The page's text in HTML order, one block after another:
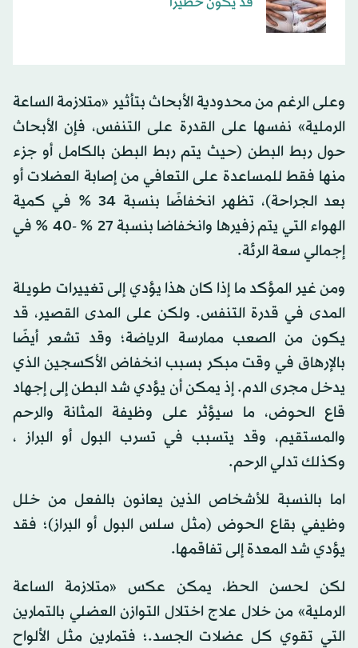
وعلى الرغم من محدودية الأبحاث بتأثير «متلازمة الساعة
الرملية» نفسها على القدرة على التنفس، فإن الأبحاث
حول ربط البطن (حيث يتم ربط البطن بالكامل أو جزء
منها فقط للمساعدة على التعافي من إصابة العضلات أو
بعد الجراحة)، تظهر انخفاضًا بنسبة 34 % في كمية
الهواء التي يتم زفيرها وانخفاضا بنسبة 27 % -40 % في
إجمالي سعة الرئة.
ومن غير المؤكد ما إذا كان هذا يؤدي إلى تغييرات طويلة
المدى في قدرة التنفس. ولكن على المدى القصير، قد
يكون من الصعب ممارسة الرياضة؛ وقد تشعر أيضًا
بالإرهاق في وقت مبكر بسبب انخفاض الأكسجين الذي
يدخل مجرى الدم. إذ يمكن أن يؤدي شد البطن إلى إجهاد
قاع الحوض، ما سيؤثر على وظيفة المثانة والرحم
والمستقيم، وقد يتسبب في تسرب البول أو البراز ،
وكذلك تدلي الرحم.
اما بالنسبة للأشخاص الذين يعانون بالفعل من خلل
وظيفي بقاع الحوض (مثل سلس البول أو البراز)؛ فقد
يؤدي شد المعدة إلى تفاقمها.
لكن لحسن الحظ، يمكن عكس «متلازمة الساعة
الرملية» من خلال علاج اختلال التوازن العضلي بالتمارين
التي تقوي كل عضلات الجسد.؛ فتمارين مثل الألواح